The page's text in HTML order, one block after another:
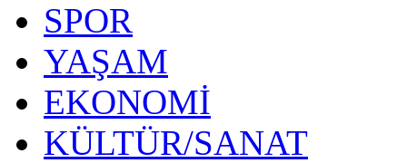
SPOR
YAŞAM
EKONOMİ
KÜLTÜR/SANAT